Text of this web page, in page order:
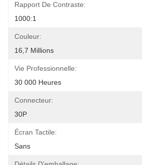
Rapport De Contraste:
1000:1
Couleur:
16,7 Millions
Vie Professionnelle:
30 000 Heures
Connecteur:
30P
Écran Tactile:
Sans